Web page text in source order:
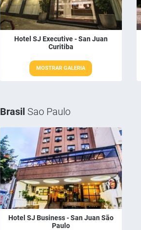
Hotel SJ Executive - San Juan
Curitiba
MOSTRAR GALERIA
Brasil Sao Paulo
Hotel SJ Business - San Juan São
Paulo